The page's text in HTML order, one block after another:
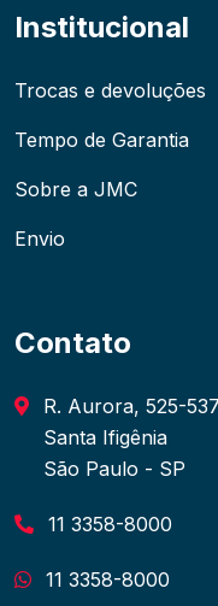
Institucional
Trocas e devoluções
Tempo de Garantia
Sobre a JMC
Envio
Contato
R. Aurora, 525-537
Santa Ifigênia
São Paulo - SP
11 3358-8000
11 3358-8000